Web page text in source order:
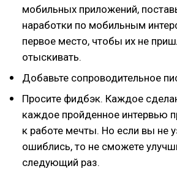
мобильных приложений,
наработки по мобильным
первое место, чтобы их не
отыскивать.
Добавьте сопроводительное
Просите фидбэк. Каждое
каждое пройденное интервью
к работе мечты. Но если вы не
ошиблись, то не сможете
следующий раз.